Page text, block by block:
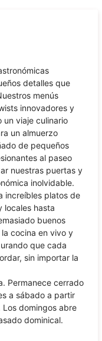
detalles que
menús
innovadores y
un viaje culinario
un almuerzo
de pequeños
al paseo
nuestras puertas y
inolvidable.
increíbles platos de
locales hasta
buenos
cocina en vivo y
que cada
sin importar la
Permanece cerrado
a sábado a partir
domingos abre
dominical.